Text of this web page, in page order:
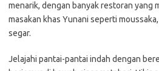
menarik, dengan banyak restoran yang
masakan khas Yunani seperti
segar.
Jelajahi pantai-pantai indah dengan